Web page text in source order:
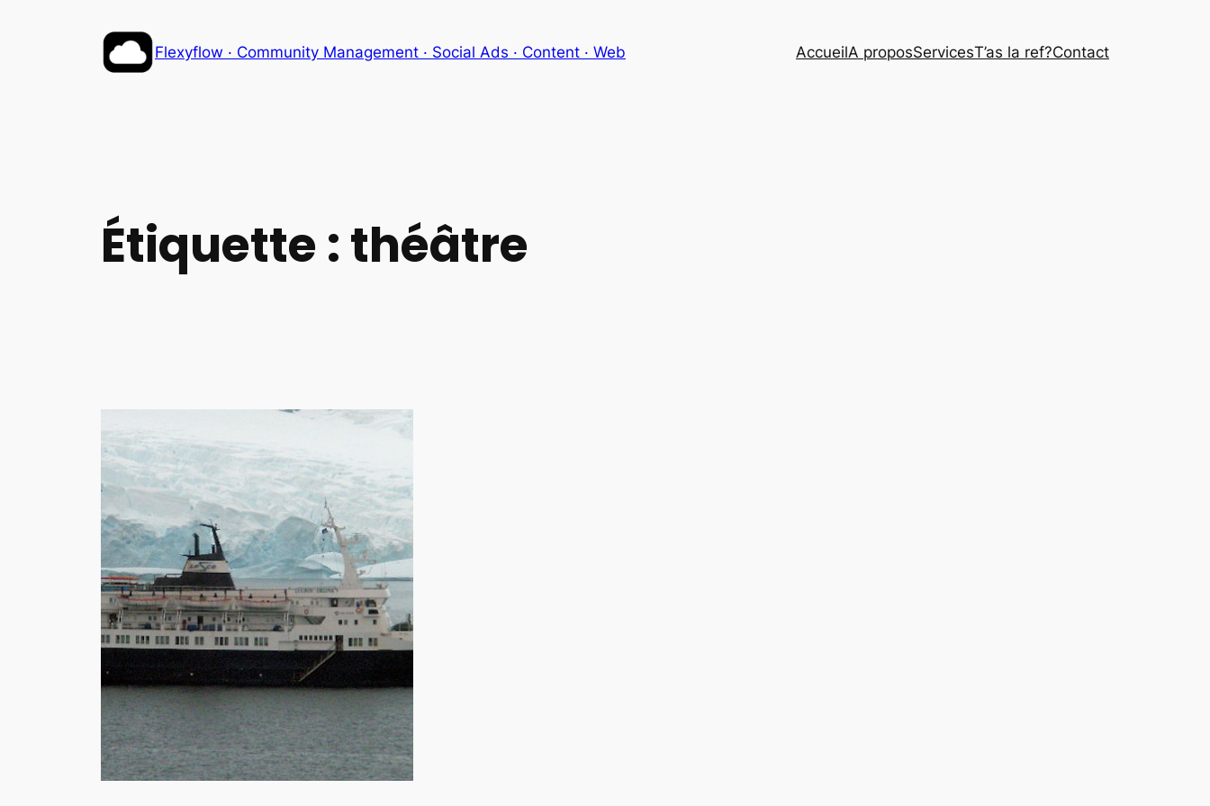
Flexyflow · Community Management · Social Ads · Content · Web AccueilA proposServicesT’as la ref?Contact
Étiquette :théâtre